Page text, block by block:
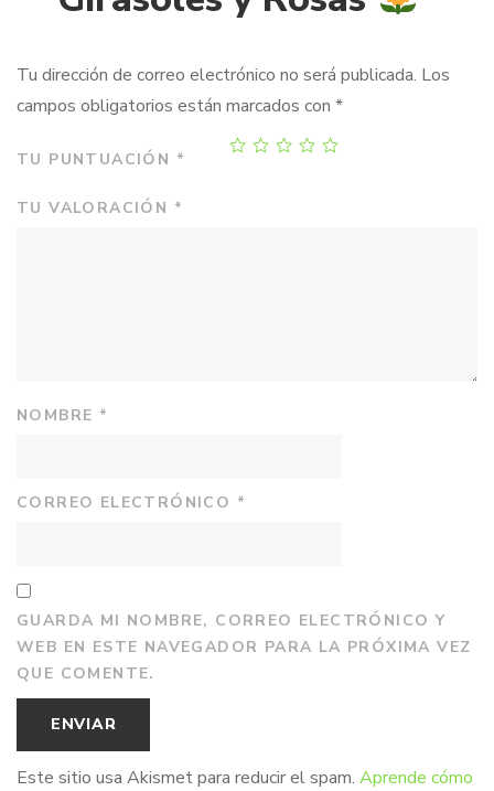
Tu dirección de correo electrónico no será publicada. Los
campos obligatorios están marcados con *
TU PUNTUACIÓN *
TU VALORACIÓN *
NOMBRE *
CORREO ELECTRÓNICO *
GUARDA MI NOMBRE, CORREO ELECTRÓNICO Y
WEB EN ESTE NAVEGADOR PARA LA PRÓXIMA VEZ
QUE COMENTE.
Este sitio usa Akismet para reducir el spam. Aprende cómo